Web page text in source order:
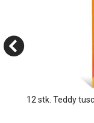
12 stk. Teddy